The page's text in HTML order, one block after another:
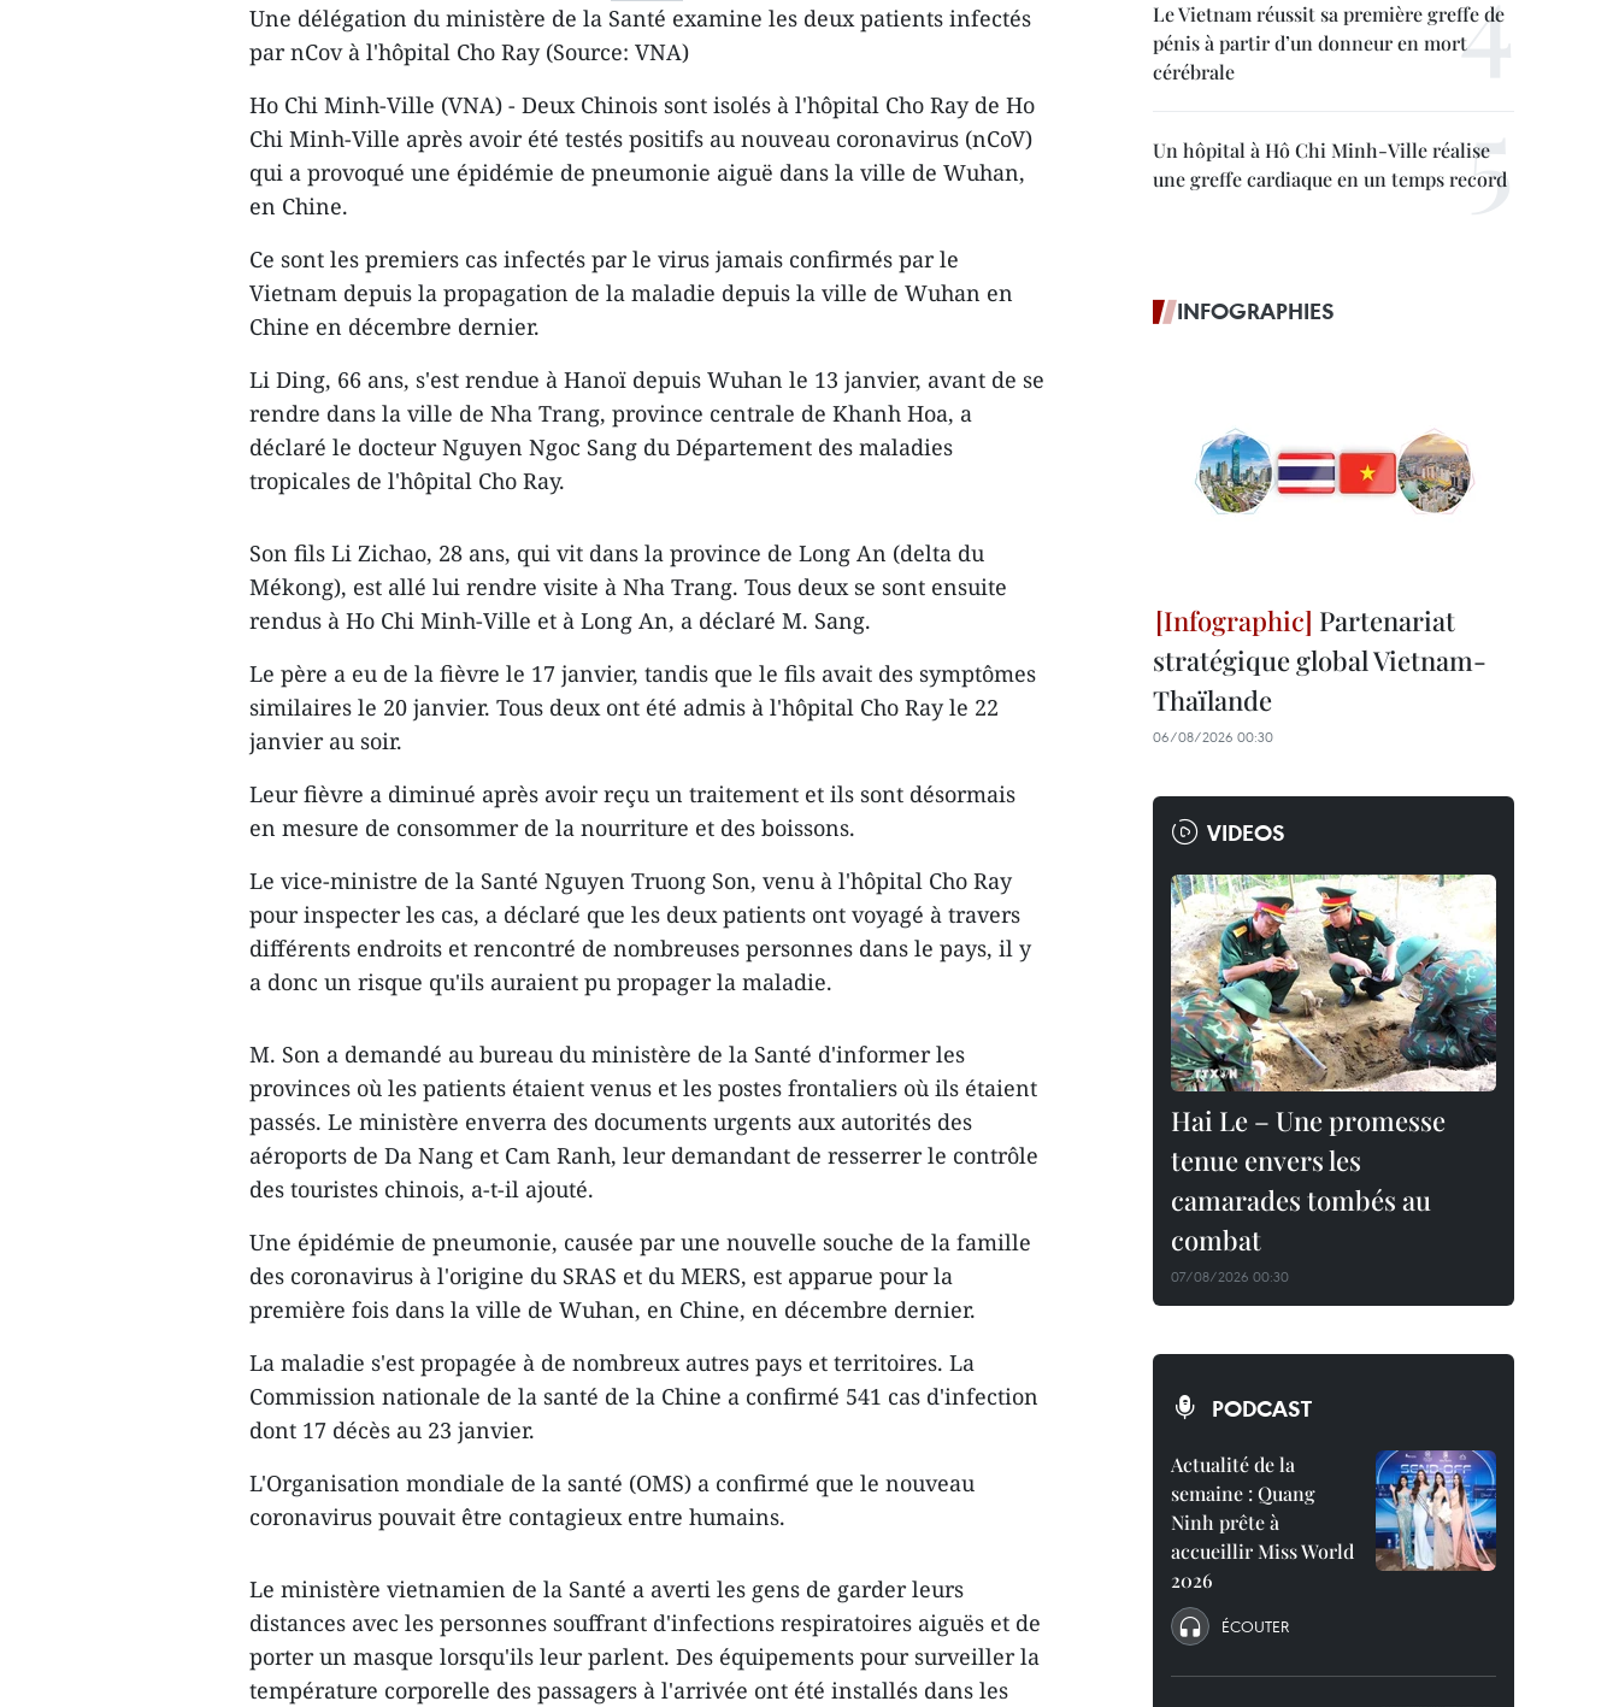
Une délégation du ministère de la Santé examine les deux patients infectés
par nCov à l'hôpital Cho Ray (Source: VNA)
Ho Chi Minh-Ville (VNA) - Deux Chinois sont isolés à l'hôpital Cho Ray de Ho
Chi Minh-Ville après avoir été testés positifs au nouveau coronavirus (nCoV)
qui a provoqué une épidémie de pneumonie aiguë dans la ville de Wuhan,
en Chine.
Ce sont les premiers cas infectés par le virus jamais confirmés par le
Vietnam depuis la propagation de la maladie depuis la ville de Wuhan en
Chine en décembre dernier.
Li Ding, 66 ans, s'est rendue à Hanoï depuis Wuhan le 13 janvier, avant de se
rendre dans la ville de Nha Trang, province centrale de Khanh Hoa, a
déclaré le docteur Nguyen Ngoc Sang du Département des maladies
tropicales de l'hôpital Cho Ray.
Son fils Li Zichao, 28 ans, qui vit dans la province de Long An (delta du
Mékong), est allé lui rendre visite à Nha Trang. Tous deux se sont ensuite
rendus à Ho Chi Minh-Ville et à Long An, a déclaré M. Sang.
Le père a eu de la fièvre le 17 janvier, tandis que le fils avait des symptômes
similaires le 20 janvier. Tous deux ont été admis à l'hôpital Cho Ray le 22
janvier au soir.
Leur fièvre a diminué après avoir reçu un traitement et ils sont désormais
en mesure de consommer de la nourriture et des boissons.
Le vice-ministre de la Santé Nguyen Truong Son, venu à l'hôpital Cho Ray
pour inspecter les cas, a déclaré que les deux patients ont voyagé à travers
différents endroits et rencontré de nombreuses personnes dans le pays, il y
a donc un risque qu'ils auraient pu propager la maladie.
M. Son a demandé au bureau du ministère de la Santé d'informer les
provinces où les patients étaient venus et les postes frontaliers où ils étaient
passés. Le ministère enverra des documents urgents aux autorités des
aéroports de Da Nang et Cam Ranh, leur demandant de resserrer le contrôle
des touristes chinois, a-t-il ajouté.
Une épidémie de pneumonie, causée par une nouvelle souche de la famille
des coronavirus à l'origine du SRAS et du MERS, est apparue pour la
première fois dans la ville de Wuhan, en Chine, en décembre dernier.
La maladie s'est propagée à de nombreux autres pays et territoires. La
Commission nationale de la santé de la Chine a confirmé 541 cas d'infection
dont 17 décès au 23 janvier.
L'Organisation mondiale de la santé (OMS) a confirmé que le nouveau
coronavirus pouvait être contagieux entre humains.
Le ministère vietnamien de la Santé a averti les gens de garder leurs
distances avec les personnes souffrant d'infections respiratoires aiguës et de
porter un masque lorsqu'ils leur parlent. Des équipements pour surveiller la
température corporelle des passagers à l'arrivée ont été installés dans les
Le Vietnam réussit sa première greffe de
pénis à partir d’un donneur en mort
cérébrale
Un hôpital à Hô Chi Minh-Ville réalise
une greffe cardiaque en un temps record
INFOGRAPHIES
Partenariat
stratégique global Vietnam-
Thaïlande
06/08/2026 00:30
VIDEOS
Hai Le – Une promesse
tenue envers les
camarades tombés au
combat
07/08/2026 00:30
PODCAST
Actualité de la
semaine : Quang
Ninh prête à
accueillir Miss World
2026
ÉCOUTER